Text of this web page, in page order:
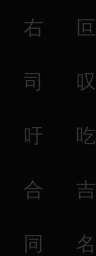
右 叵
司 叹
吁 吃
合 吉
同 名